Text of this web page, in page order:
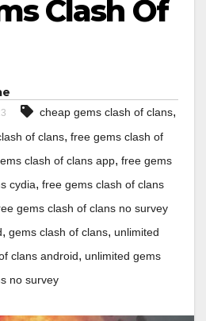
Clash Of
cheap gems clash of clans,
of clans, free gems clash of
clash of clans app, free gems
cydia, free gems clash of clans
gems clash of clans no survey
, gems clash of clans, unlimited
clans android, unlimited gems
no survey